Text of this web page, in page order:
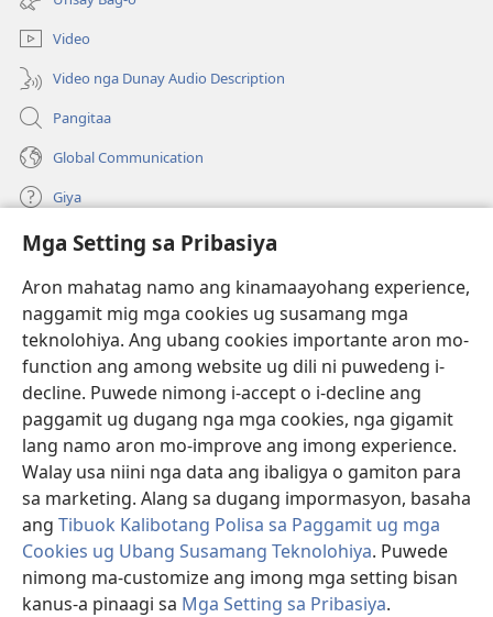
Mga Setting sa Pribasiya
Aron mahatag namo ang kinamaayohang experience,
naggamit mig mga cookies ug susamang mga
teknolohiya. Ang ubang cookies importante aron mo-
function ang among website ug dili ni puwedeng i-
decline. Puwede nimong i-accept o i-decline ang
paggamit ug dugang nga mga cookies, nga gigamit
lang namo aron mo-improve ang imong experience.
Walay usa niini nga data ang ibaligya o gamiton para
sa marketing. Alang sa dugang impormasyon, basaha
ang Tibuok Kalibotang Polisa sa Paggamit ug mga
Cookies ug Ubang Susamang Teknolohiya. Puwede
nimong ma-customize ang imong mga setting bisan
kanus-a pinaagi sa Mga Setting sa Pribasiya.
ong
window)
ug
bag-
ong
window)
Video
Video nga Dunay Audio Description
Pangitaa
Global Communication
Giya
Donasyon
(mo-
open
bag-
ong
window)
Watchtower ONLINE NGA LIBRARYA
(mo-
open
ug
bag-
window)
JW Hub
(mo-
open
ug
bag-
ong
window)
JW Library
Watchtower Library
Copyright© 2026 Watch Tower Bible and Tract Society of Pennsylvania.
KONDISYONES SA PAGGAMIT
|POLISA SA PRIBASIYA|